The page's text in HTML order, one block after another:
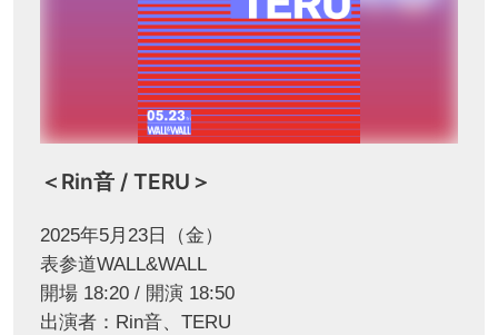
＜Rin音 / TERU＞
2025年5月23日（金）
表参道WALL&WALL
開場 18:20 / 開演 18:50
出演者：Rin音、TERU